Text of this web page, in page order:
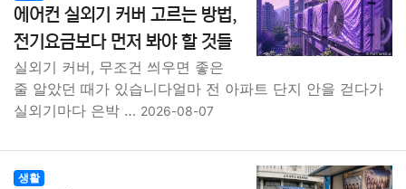
에어컨 실외기 커버 고르는 방법,
전기요금보다 먼저 봐야 할 것들
실외기 커버, 무조건 씌우면 좋은
줄 알았던 때가 있습니다얼마 전 아파트 단지 안을 걷다가
실외기마다 은박 … 2026-08-07
생활